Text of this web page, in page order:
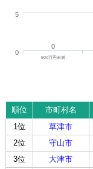
0
500万円未満
0
5
順位 市町村名
1位
草津市
2位
守山市
3位
大津市